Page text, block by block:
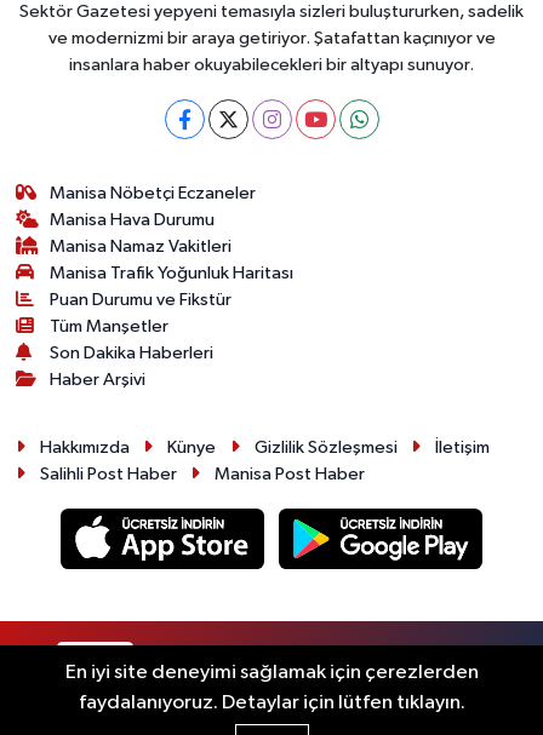
Sektör Gazetesi yepyeni temasıyla sizleri buluştururken, sadelik
ve modernizmi bir araya getiriyor. Şatafattan kaçınıyor ve
insanlara haber okuyabilecekleri bir altyapı sunuyor.
Manisa Nöbetçi Eczaneler
Manisa Hava Durumu
Manisa Namaz Vakitleri
Manisa Trafik Yoğunluk Haritası
Puan Durumu ve Fikstür
Tüm Manşetler
Son Dakika Haberleri
Haber Arşivi
Hakkımızda Künye Gizlilik Sözleşmesi
İletişim
Salihli Post Haber
Manisa Post Haber
En iyi site deneyimi sağlamak için çerezlerden
faydalanıyoruz. Detaylar için lütfen tıklayın.